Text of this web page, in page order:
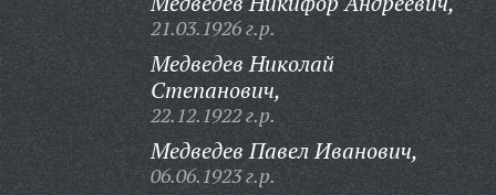
21.03.1926 г.р.
Медведев Николай
Степанович,
22.12.1922 г.р.
Медведев Павел Иванович,
06.06.1923 г.р.